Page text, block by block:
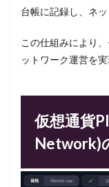
台帳に記録し、ネ
この仕組みにより
ットワーク運営を実
仮想通貨
Network)